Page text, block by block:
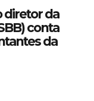
diretor da
conta
da